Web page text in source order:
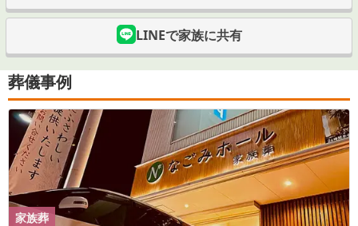
LINEで家族に共有
葬儀事例
家族葬